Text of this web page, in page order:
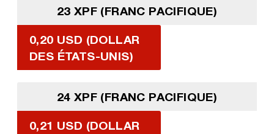
23 XPF (FRANC PACIFIQUE)
0,20 USD (DOLLAR
DES ÉTATS-UNIS)
24 XPF (FRANC PACIFIQUE)
0,21 USD (DOLLAR